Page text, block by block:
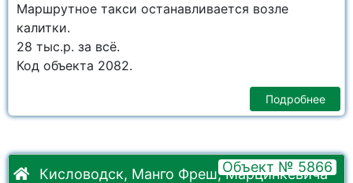
Маршрутное такси останавливается возле
калитки.
28 тыс.р. за всё.
Код объекта 2082.
Подробнее
Кисловодск, Манго Фреш, Марцинкевича
Объект № 5866